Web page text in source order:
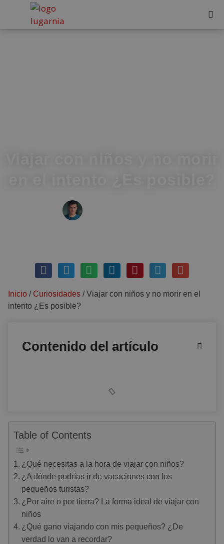
Inicio / Curiosidades /Viajar con niños y no morir en el
intento ¿Es posible?
Contenido del artículo
Table of Contents
¿Qué necesitas a la hora de viajar con niños?
¿A dónde podrías ir de vacaciones con los
pequeños turistas?
¿Por aire o por tierra? La forma ideal de viajar con
niños
¿Qué gano viajando con mis pequeños? ¿De
verdad lo van a recordar?